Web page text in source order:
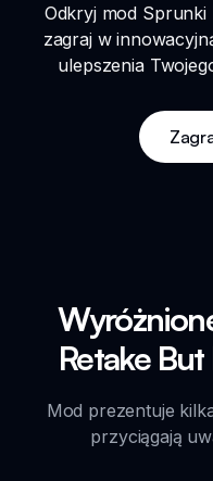
Odkryj mod Sprunki
zagraj w
ulepszenia
Retake
Mod prezentuje
przyciągają